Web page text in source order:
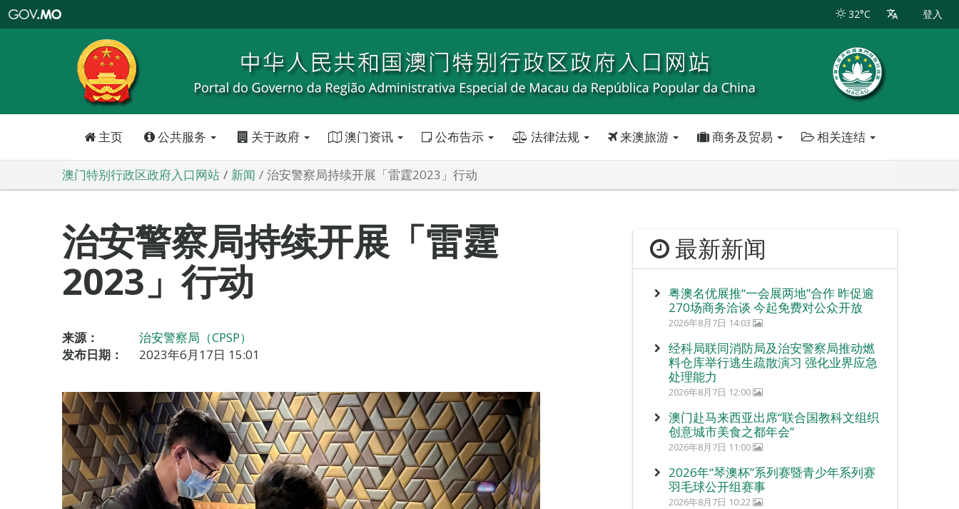
特
政
区
政
口
32°C 登入
主页 公共服务 关于政府 澳门资讯 公布告示 法律法规 来澳旅游 商务及贸易 相关连结
澳门特别行政区政府入口网站 新闻 治安警察局持续开展「雷霆2023」行动
治安警察局持续开展「雷霆
2023」行动
来源：
治安警察局（CPSP）
发布日期：
2023年6月17日 15:01
最新新闻
粤澳名优展推“一会展两地”合作 昨促逾
270场商务洽谈 今起免费对公众开放
2026年8月7日 14:03
经科局联同消防局及治安警察局推动燃
料仓库举行逃生疏散演习 强化业界应急
处理能力
2026年8月7日 12:00
澳门赴马来西亚出席“联合国教科文组织
创意城市美食之都年会”
2026年8月7日 11:00
2026年“琴澳杯”系列赛暨青少年系列赛
羽毛球公开组赛事
2026年8月7日 10:22